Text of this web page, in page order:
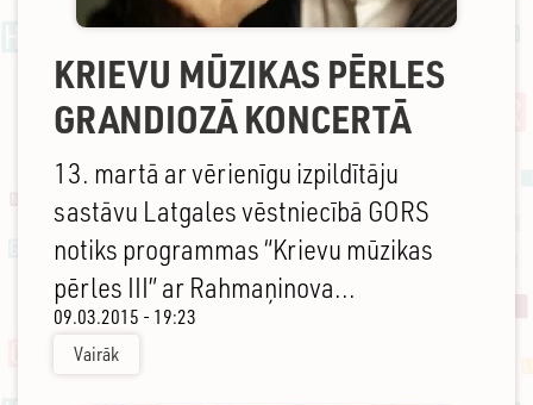
KRIEVU MŪZIKAS PĒRLES
GRANDIOZĀ KONCERTĀ
13. martā ar vērienīgu izpildītāju
sastāvu Latgales vēstniecībā GORS
notiks programmas “Krievu mūzikas
pērles III” ar Rahmaņinova...
09.03.2015 - 19:23
Vairāk